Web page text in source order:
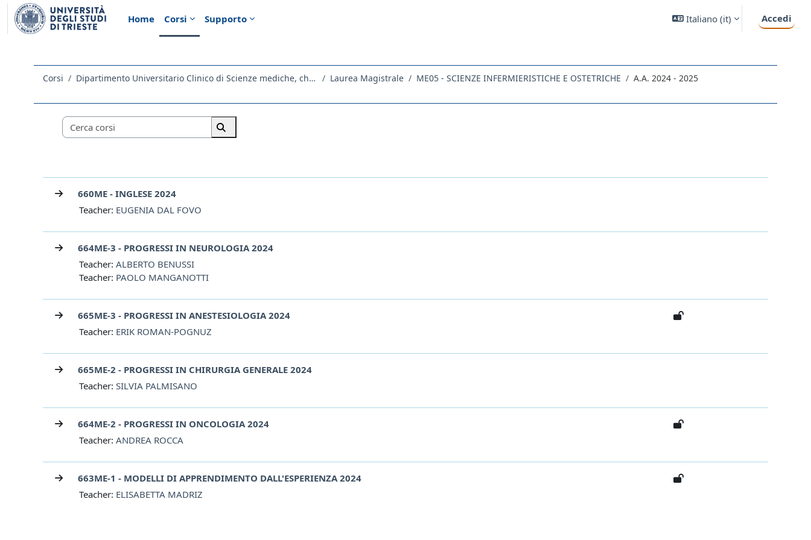
Vai al contenuto principale
Home
Corsi Supporto Italiano ‎(it)‎ Accedi
Corsi Dipartimento Universitario Clinico di Scienze mediche, chirurgiche e della salute Laurea Magistrale ME05 - SCIENZE INFERMIERISTICHE E OSTETRICHE A.A. 2024 - 2025
Categorie di corso
Cerca corsi
Cerca corsi
660ME - INGLESE 2024
Teacher: EUGENIA DAL FOVO
664ME-3 - PROGRESSI IN NEUROLOGIA 2024
Teacher: ALBERTO BENUSSI
Teacher: PAOLO MANGANOTTI
665ME-3 - PROGRESSI IN ANESTESIOLOGIA 2024
Teacher: ERIK ROMAN-POGNUZ
665ME-2 - PROGRESSI IN CHIRURGIA GENERALE 2024
Teacher: SILVIA PALMISANO
664ME-2 - PROGRESSI IN ONCOLOGIA 2024
Teacher: ANDREA ROCCA
663ME-1 - MODELLI DI APPRENDIMENTO DALL'ESPERIENZA 2024
Teacher: ELISABETTA MADRIZ